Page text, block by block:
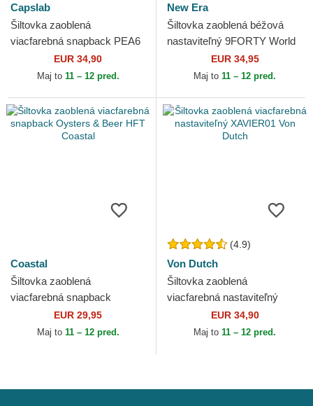
Capslab
Šiltovka zaoblená
viacfarebná snapback PEA6
SNO Snoopy a Emilio
Arašidy Capslab
EUR 34,90
Maj to 11 – 12 pred.
New Era
Šiltovka zaoblená béžová
nastaviteľný 9FORTY World
Series New York Yankees
MLB New Era
EUR 34,95
Maj to 11 – 12 pred.
Coastal
Šiltovka zaoblená
viacfarebná snapback
Oysters & Beer HFT Coastal
EUR 29,95
Maj to 11 – 12 pred.
(4.9)
Von Dutch
Šiltovka zaoblená
viacfarebná nastaviteľný
XAVIER01 Von Dutch
EUR 34,90
Maj to 11 – 12 pred.